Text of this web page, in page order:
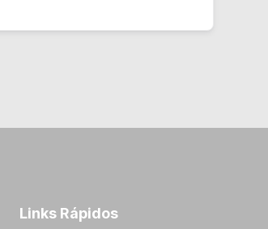
Links Rápidos